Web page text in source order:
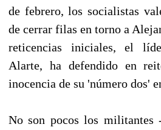
de febrero, los socialistas
de cerrar filas en torno a
reticencias iniciales, el
Alarte, ha defendido en
inocencia de su 'número dos'
No son pocos los militantes